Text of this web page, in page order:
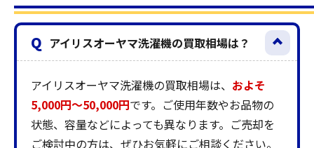
Q アイリスオーヤマ洗濯機の買取相場は？
アイリスオーヤマ洗濯機の買取相場は、 およそ
5,000円～50,000円です。ご使用年数やお品物の
状態、容量などによっても異なります。ご売却を
ご検討中の方は、ぜひお気軽にご相談ください。